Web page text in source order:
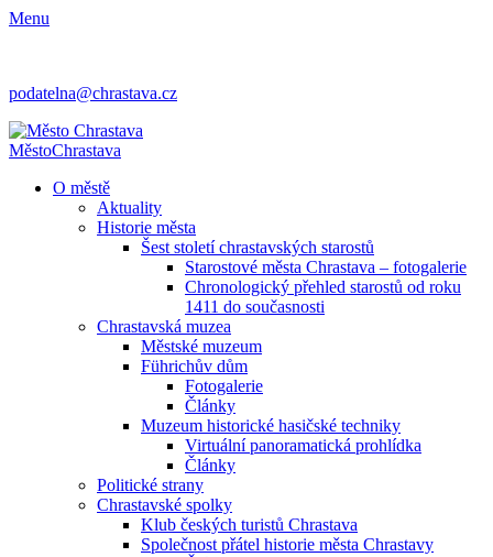
Menu
podatelna@chrastava.cz
MěstoChrastava
O městě
Aktuality
Historie města
Šest století chrastavských starostů
Starostové města Chrastava – fotogalerie
Chronologický přehled starostů od roku
1411 do současnosti
Chrastavská muzea
Městské muzeum
Führichův dům
Fotogalerie
Články
Muzeum historické hasičské techniky
Virtuální panoramatická prohlídka
Články
Politické strany
Chrastavské spolky
Klub českých turistů Chrastava
Společnost přátel historie města Chrastavy